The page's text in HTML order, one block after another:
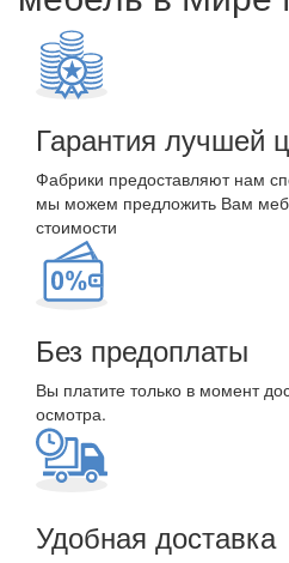
Гарантия лучшей
Фабрики предоставляют нам
мы можем предложить Вам
стоимости
Без предоплаты
Вы платите только в момент
осмотра.
Удобная доставка